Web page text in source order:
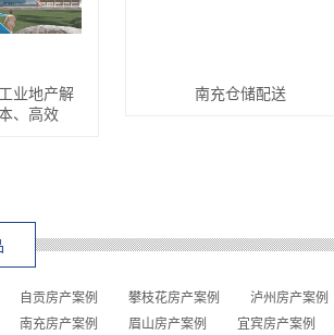
业地产解
、高效
南充仓储配送
自贡房产案例 攀枝花房产案例 泸州房产案例
南充房产案例 眉山房产案例 宜宾房产案例